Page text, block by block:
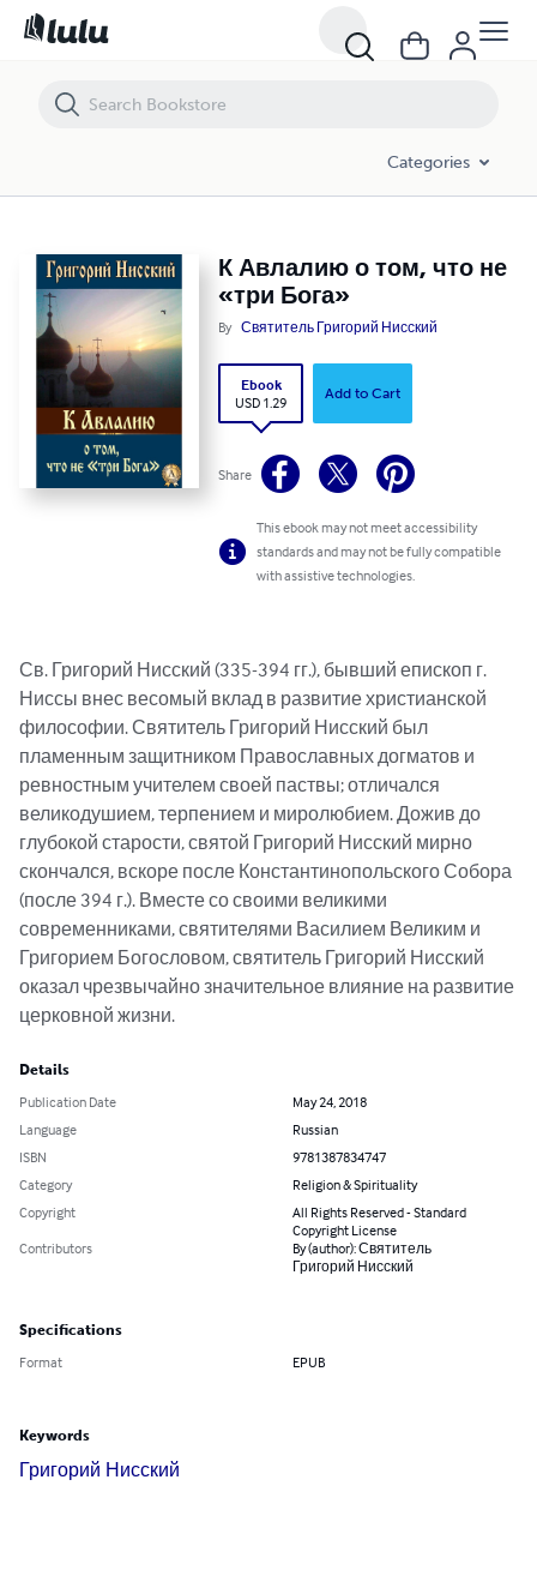
Categories
К Авлалию о том, что не
«три Бога»
By Святитель Григорий Нисский
Ebook
USD 1.29
Add to Cart
Share
This ebook may not meet accessibility
standards and may not be fully compatible
with assistive technologies.
Св. Григорий Нисский (335-394 гг.), бывший епископ г.
Ниссы внес весомый вклад в развитие христианской
философии. Святитель Григорий Нисский был
пламенным защитником Православных догматов и
ревностным учителем своей паствы; отличался
великодушием, терпением и миролюбием. Дожив до
глубокой старости, святой Григорий Нисский мирно
скончался, вскоре после Константинопольского Собора
(после 394 г.). Вместе со своими великими
современниками, святителями Василием Великим и
Григорием Богословом, святитель Григорий Нисский
оказал чрезвычайно значительное влияние на развитие
церковной жизни.
Details
Publication Date
May 24, 2018
Language
Russian
ISBN
9781387834747
Category
Religion & Spirituality
Copyright
All Rights Reserved - Standard
Copyright License
Contributors
By (author): Святитель
Григорий Нисский
Specifications
Format EPUB
Keywords
Григорий Нисский
К Авлалию о том, что не «три Бога»